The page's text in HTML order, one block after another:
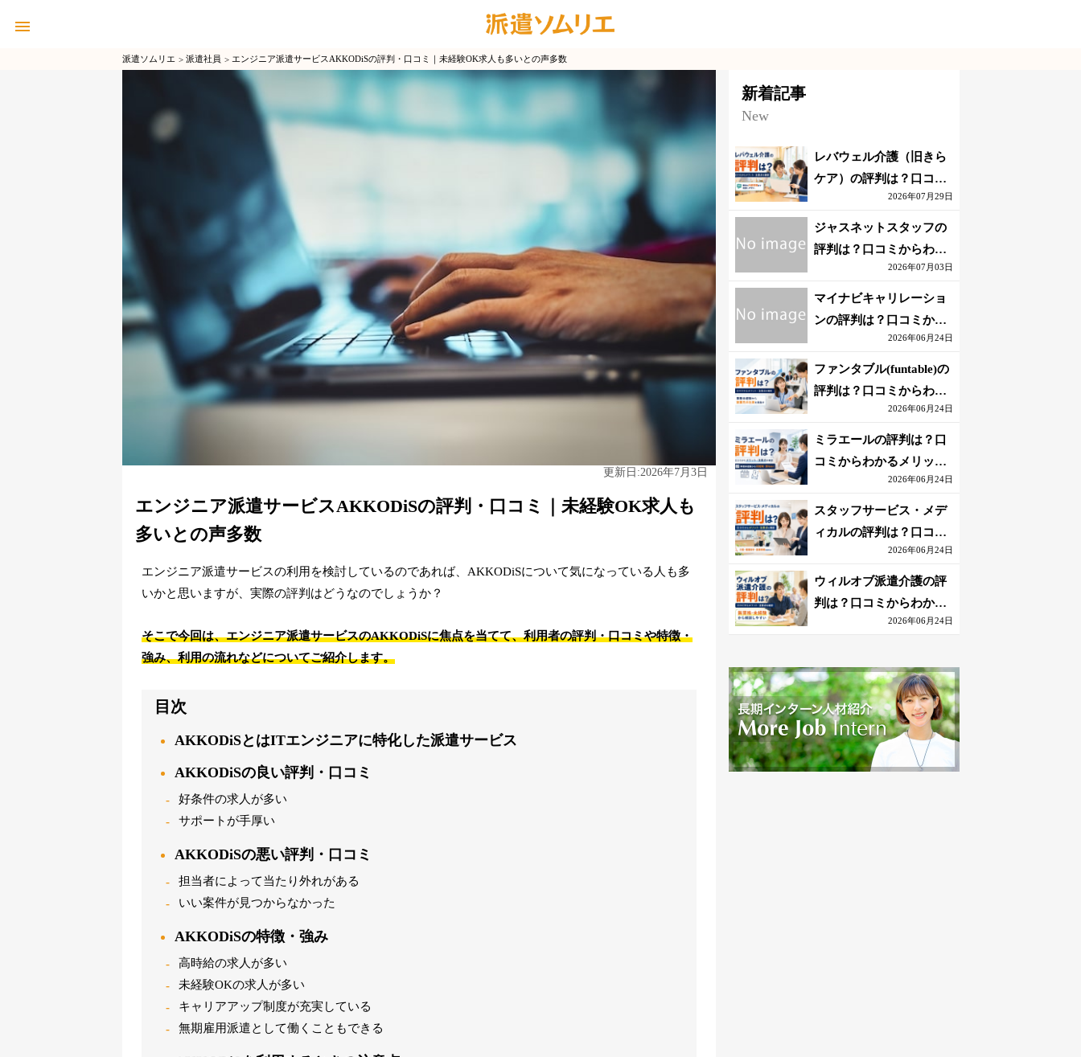
派遣ソムリエ 派遣社員 エンジニア派遣サービスAKKODiSの評判・口コミ｜未経験OK求人も多いとの声多数
更新日:2026年7月3日
エンジニア派遣サービスAKKODiSの評判・口コミ｜未経験OK求人も
多いとの声多数
エンジニア派遣サービスの利用を検討しているのであれば、AKKODiSについて気になっている人も多
いかと思いますが、実際の評判はどうなのでしょうか？
そこで今回は、エンジニア派遣サービスのAKKODiSに焦点を当てて、利用者の評判・口コミや特徴・
強み、利用の流れなどについてご紹介します。
目次
AKKODiSとはITエンジニアに特化した派遣サービス
AKKODiSの良い評判・口コミ
好条件の求人が多い
サポートが手厚い
AKKODiSの悪い評判・口コミ
担当者によって当たり外れがある
いい案件が見つからなかった
AKKODiSの特徴・強み
高時給の求人が多い
未経験OKの求人が多い
キャリアアップ制度が充実している
無期雇用派遣として働くこともできる
新着記事
New
レバウェル介護（旧きら
ケア）の評判は？口コミ
からわかるメリット・注
意点を解説
2026年07月29日
ジャスネットスタッフの
評判は？口コミからわか
るメリット・注意点を解
説
2026年07月03日
マイナビキャリレーショ
ンの評判は？口コミから
わかるメリット・注意点
を解説
2026年06月24日
ファンタブル(funtable)の
評判は？口コミからわか
るメリット・注意点を解
説
2026年06月24日
ミラエールの評判は？口
コミからわかるメリッ
ト・注意点を解説2026年06月24日
スタッフサービス・メデ
ィカルの評判は？口コミ
からわかるメリット・注
意点を解説
2026年06月24日
ウィルオブ派遣介護の評
判は？口コミからわかる
メリット・注意点を解説
2026年06月24日